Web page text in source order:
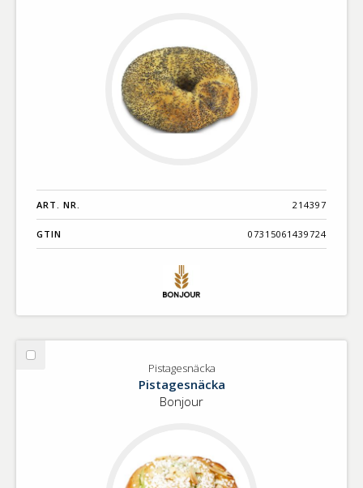
ART. NR. 214397
GTIN 07315061439724
Välj
Pistagesnäcka
Pistagesnäcka
Bonjour